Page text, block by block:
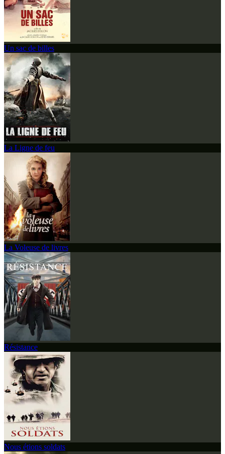
Un sac de billes
La Ligne de feu
La Voleuse de livres
Résistance
Nous étions soldats